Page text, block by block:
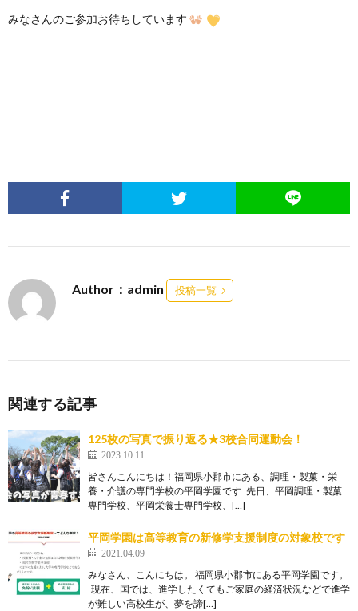
みなさんのご参加お待ちしています
Author：admin 投稿一覧
関連する記事
125枚の写真で振り返る★3校合同運動会！
2023.10.11
皆さんこんにちは！福岡県小郡市にある、調理・製菓・栄
養・介護の専門学校の平岡学園です 先日、平岡調理・製菓
専門学校、平岡栄養士専門学校、[…]
平岡学園は高等教育の新修学支援制度の対象校です
2021.04.09
みなさん、こんにちは。 福岡県小郡市にある平岡学園です。
現在、国では、進学したくてもご家庭の経済状況などで進学
が難しい高校生が、夢を諦[…]